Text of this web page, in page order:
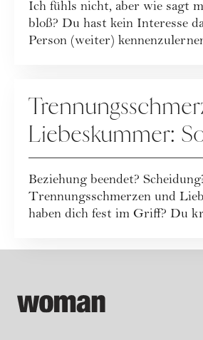
Ich fühls nicht, aber wie sagt
bloß? Du hast kein Interesse
Person (weiter)
Liebeskummer:
verarbeitest du
Trennung oder
Beziehung beendet?
Trennungsschmerzen und
haben dich fest im Griff? Du